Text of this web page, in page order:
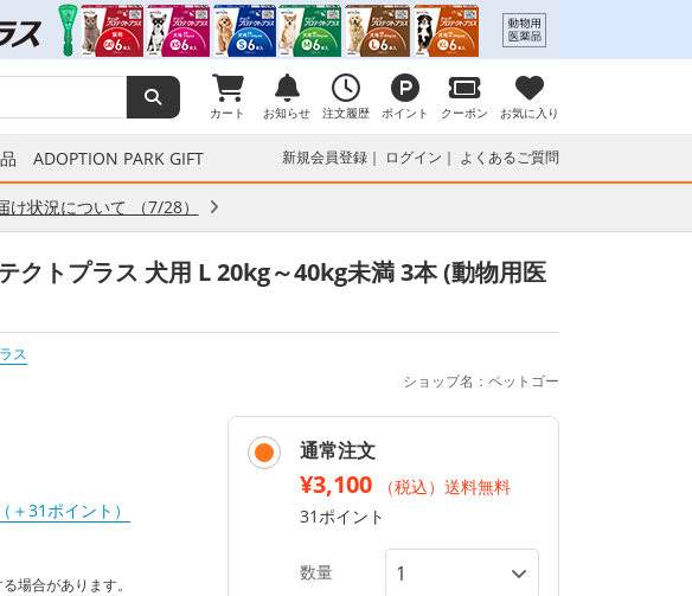
カート お知らせ 注文履歴 ポイント クーポン お気に入り
ADOPTION PARK GIFT 新規会員登録 ログイン よくあるご質問
状況について （7/28）
クトプラス 犬用 L 20kg～40kg未満 3本 (動物用医
ス
ショップ名：ペットゴー
31ポイント）
場合があります。
通常注文
¥3,100
（税込）送料無料
31ポイント
数量